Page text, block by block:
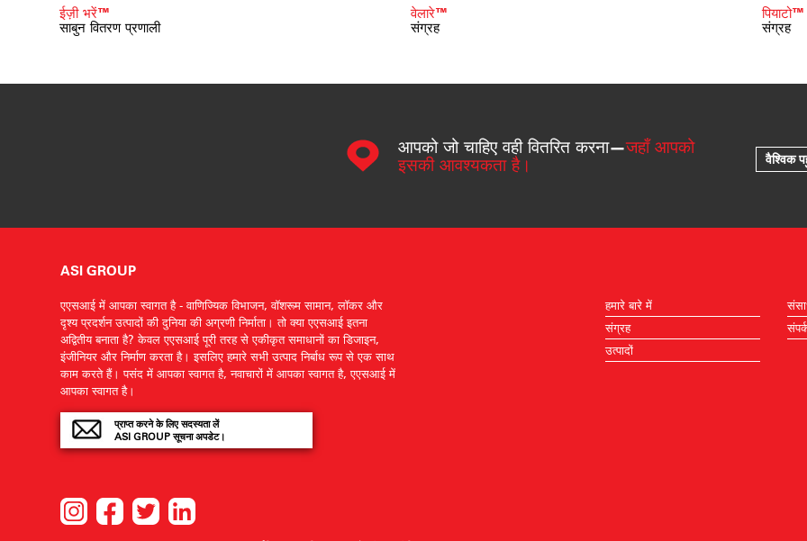
ईज़ी भरें™
साबुन वितरण प्रणाली
वेलारे™
संग्रह
पियाटो™
संग्रह
आपको जो चाहिए वही वितरित करना—जहाँ आपको
इसकी आवश्यकता है।
वैश्विक
ASI GROUP
एएसआई में आपका स्वागत है - वाणिज्यिक विभाजन, वॉशरूम सामान, लॉकर और
दृश्य प्रदर्शन उत्पादों की दुनिया की अग्रणी निर्माता। तो क्या एएसआई इतना
अद्वितीय बनाता है? केवल एएसआई पूरी तरह से एकीकृत समाधानों का डिजाइन,
इंजीनियर और निर्माण करता है। इसलिए हमारे सभी उत्पाद निर्बाध रूप से एक साथ
काम करते हैं। पसंद में आपका स्वागत है, नवाचारों में आपका स्वागत है, एएसआई में
आपका स्वागत है।
प्राप्त करने के लिए सदस्यता लें
ASI GROUP सूचना अपडेट।
हमारे बारे में
संग्रह
उत्पादों